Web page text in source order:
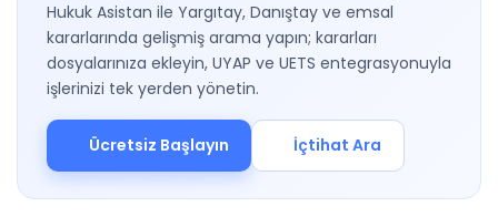
Hukuk Asistan ile Yargıtay, Danıştay ve emsal
kararlarında gelişmiş arama yapın; kararları
dosyalarınıza ekleyin, UYAP ve UETS entegrasyonuyla
işlerinizi tek yerden yönetin.
Ücretsiz Başlayın İçtihat Ara